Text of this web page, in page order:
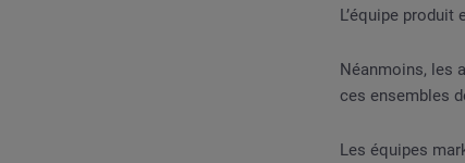
L’équipe
Néanmoins, les
ces ensembles
Les équipes